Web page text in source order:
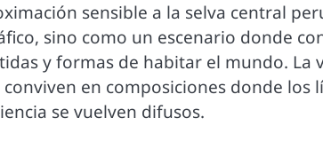
sensible a la selva central
sino como un escenario donde
y formas de habitar el mundo. La
en composiciones donde los
se vuelven difusos.